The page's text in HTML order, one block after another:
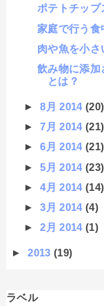
ポテトチップ
家庭で行う食
肉や魚を小さ
飲み物に添加
とは？
►8月 2014 (20)
►7月 2014 (21)
►6月 2014 (21)
►5月 2014 (23)
►4月 2014 (14)
►3月 2014 (4)
►2月 2014 (1)
►2013(19)
ラベル